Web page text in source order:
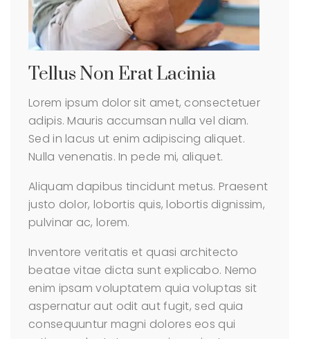
Tellus Non Erat Lacinia
Lorem ipsum dolor sit amet, consectetuer
adipis. Mauris accumsan nulla vel diam.
Sed in lacus ut enim adipiscing aliquet.
Nulla venenatis. In pede mi, aliquet.
Aliquam dapibus tincidunt metus. Praesent
justo dolor, lobortis quis, lobortis dignissim,
pulvinar ac, lorem.
Inventore veritatis et quasi architecto
beatae vitae dicta sunt explicabo. Nemo
enim ipsam voluptatem quia voluptas sit
aspernatur aut odit aut fugit, sed quia
consequuntur magni dolores eos qui